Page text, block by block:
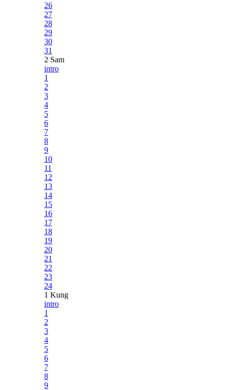
26
27
28
29
30
31
2 Sam
intro
1
2
3
4
5
6
7
8
9
10
11
12
13
14
15
16
17
18
19
20
21
22
23
24
1 Kung
intro
1
2
3
4
5
6
7
8
9